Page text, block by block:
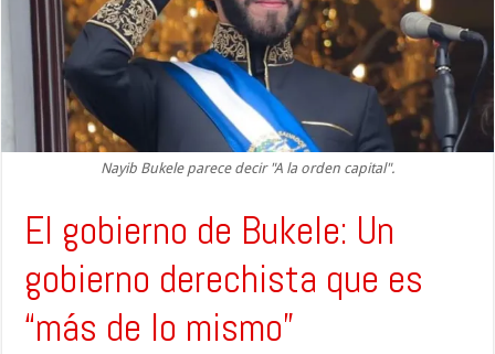
Nayib Bukele parece decir "A la orden capital".
El gobierno de Bukele: Un
gobierno derechista que es
“más de lo mismo”